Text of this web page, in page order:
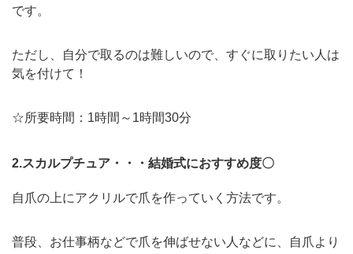
です。
ただし、自分で取るのは難しいので、すぐに取りたい人は
気を付けて！
☆所要時間：1時間～1時間30分
2.スカルプチュア・・・結婚式におすすめ度〇
自爪の上にアクリルで爪を作っていく方法です。
普段、お仕事柄などで爪を伸ばせない人などに、自爪より